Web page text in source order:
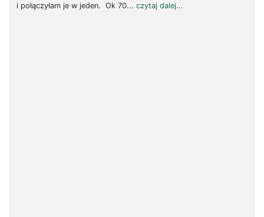
i połączyłam je w jeden. Ok 70... czytaj dalej...